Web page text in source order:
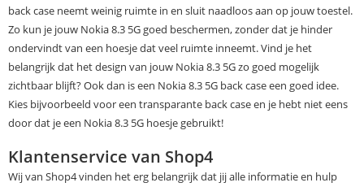
back case neemt weinig ruimte in en sluit naadloos aan op jouw toestel.
Zo kun je jouw Nokia 8.3 5G goed beschermen, zonder dat je hinder
ondervindt van een hoesje dat veel ruimte inneemt. Vind je het
belangrijk dat het design van jouw Nokia 8.3 5G zo goed mogelijk
zichtbaar blijft? Ook dan is een Nokia 8.3 5G back case een goed idee.
Kies bijvoorbeeld voor een transparante back case en je hebt niet eens
door dat je een Nokia 8.3 5G hoesje gebruikt!
Klantenservice van Shop4
Wij van Shop4 vinden het erg belangrijk dat jij alle informatie en hulp